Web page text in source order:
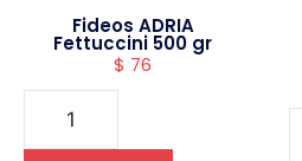
Fideos ADRIA
Fettuccini 500 gr
$ 76